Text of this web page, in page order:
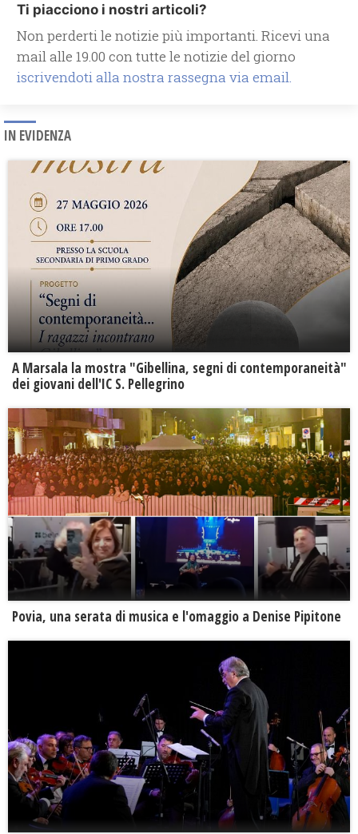
Ti piacciono i nostri articoli?
Non perderti le notizie più importanti. Ricevi una
mail alle 19.00 con tutte le notizie del giorno
iscrivendoti alla nostra rassegna via email.
IN EVIDENZA
A Marsala la mostra "Gibellina, segni di contemporaneità"
dei giovani dell'IC S. Pellegrino
Povia, una serata di musica e l'omaggio a Denise Pipitone